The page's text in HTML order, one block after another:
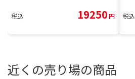
税込 19250円 税込
近くの売り場の商品